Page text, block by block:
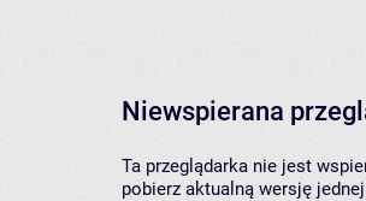
Niewspierana
Ta przeglądarka nie jest
pobierz aktualną wersję